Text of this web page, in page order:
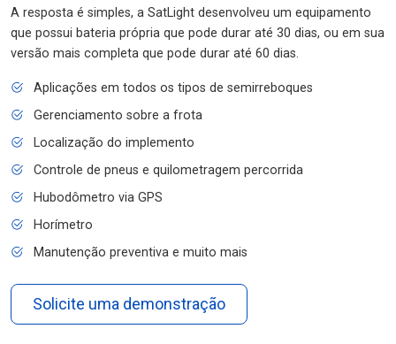
A resposta é simples, a SatLight desenvolveu um equipamento
que possui bateria própria que pode durar até 30 dias, ou em sua
versão mais completa que pode durar até 60 dias.
Aplicações em todos os tipos de semirreboques
Gerenciamento sobre a frota
Localização do implemento
Controle de pneus e quilometragem percorrida
Hubodômetro via GPS
Horímetro
Manutenção preventiva e muito mais
Solicite uma demonstração